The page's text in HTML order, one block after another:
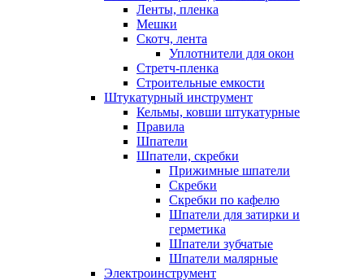
Ленты, пленка
Мешки
Скотч, лента
Уплотнители для окон
Стретч-пленка
Строительные емкости
Штукатурный инструмент
Кельмы, ковши штукатурные
Правила
Шпатели
Шпатели, скребки
Прижимные шпатели
Скребки
Скребки по кафелю
Шпатели для затирки и
герметика
Шпатели зубчатые
Шпатели малярные
Электроинструмент